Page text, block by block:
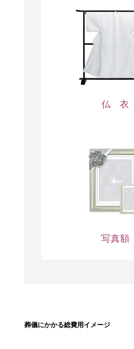
仏衣
写真額
葬儀にかかる総費用 イメージ